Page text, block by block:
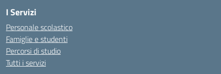
I Servizi
Personale scolastico
Famiglie e studenti
Percorsi di studio
Tutti i servizi